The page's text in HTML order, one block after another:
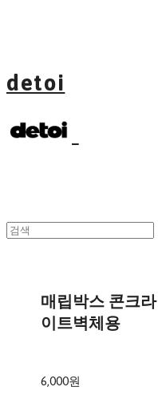
detoi
매립박스 콘크라
이트벽체용
6,000원